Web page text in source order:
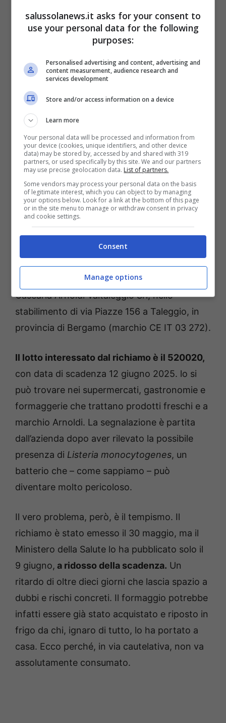
anche il tipo di prodotto che, per
caratteristiche e modalità di conservazione,
può rientrare tra quelli più esposti al rischio
Listeria.
Il formaggio coinvolto: marca, lotto e perché il richiamo è
salussolanews.it
marchio Arnoldi ed è stato prodotto dalla
Casearia Arnoldi Valtaleggio Srl, nello
stabilimento di via Piazze 156 a Taleggio, in
provincia di Bergamo (marchio CE IT 03 272).
Il lotto interessato dal richiamo è il 520020,
con data di scadenza 12 giugno 2025. lo si
può trovare nei supermercati, gastronomie e
formaggerie che trattano prodotti freschi e a
marchio Arnoldi. La segnalazione è partita
dall’azienda dopo aver rilevato la possibile
presenza di Listeria monocytogenes, un
batterio che – come sappiamo – può
diventare molto pericoloso.
Il vero problema, però, è il tempismo. Il
richiamo è stato emesso il 30 maggio, ma il
Ministero della Salute lo ha pubblicato solo il
9 giugno, a ridosso della scadenza. Un
ritardo di oltre dieci giorni che lascia spazio a
dubbi e rischi concreti. Il formaggio potrebbe
infatti essere già stato acquistato e riposto in
frigo da chi, ignaro di tutto, lo ha portato a
casa. Ecco perché, in via cautelativa, non va
assolutamente consumato.
salussolanews.it asks for your consent to
use your personal data for the following
purposes:
Personalised advertising and content, advertising and
content measurement, audience research and
services development
Store and/or access information on a device
Learn more
Your personal data will be processed and information from
your device (cookies, unique identifiers, and other device
data) may be stored by, accessed by and shared with 319
partners, or used specifically by this site. We and our partners
may use precise geolocation data. List of partners.
Some vendors may process your personal data on the basis
of legitimate interest, which you can object to by managing
your options below. Look for a link at the bottom of this page
or in the site menu to manage or withdraw consent in privacy
and cookie settings.
Consent
Manage options